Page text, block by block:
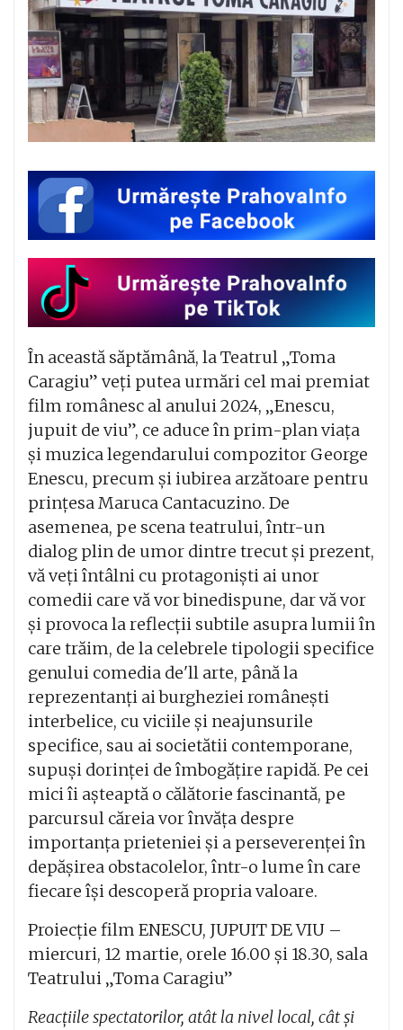
În această săptămână, la Teatrul „Toma
Caragiu” veți putea urmări cel mai premiat
film românesc al anului 2024, „Enescu,
jupuit de viu”, ce aduce în prim-plan viața
și muzica legendarului compozitor George
Enescu, precum și iubirea arzătoare pentru
prințesa Maruca Cantacuzino. De
asemenea, pe scena teatrului, într-un
dialog plin de umor dintre trecut și prezent,
vă veți întâlni cu protagoniști ai unor
comedii care vă vor binedispune, dar vă vor
și provoca la reflecții subtile asupra lumii în
care trăim, de la celebrele tipologii specifice
genului comedia de'll arte, până la
reprezentanți ai burgheziei românești
interbelice, cu viciile și neajunsurile
specifice, sau ai societătii contemporane,
supuși dorinței de îmbogățire rapidă. Pe cei
mici îi așteaptă o călătorie fascinantă, pe
parcursul căreia vor învăța despre
importanța prieteniei și a perseverenței în
depășirea obstacolelor, într-o lume în care
fiecare își descoperă propria valoare.
Proiecție film ENESCU, JUPUIT DE VIU –
miercuri, 12 martie, orele 16.00 și 18.30, sala
Teatrului „Toma Caragiu”
Reacțiile spectatorilor, atât la nivel local, cât și